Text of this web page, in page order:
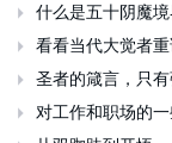
 什么是五十阴魔境
 看看当代大觉者
 圣者的箴言，只
 对工作和职场的